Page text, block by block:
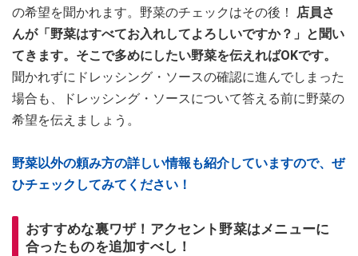
の希望を聞かれます。野菜のチェックはその後！ 店員さ
んが「野菜はすべてお入れしてよろしいですか？」と聞い
てきます。そこで多めにしたい野菜を伝えればOKです。
聞かれずにドレッシング・ソースの確認に進んでしまった
場合も、ドレッシング・ソースについて答える前に野菜の
希望を伝えましょう。
野菜以外の頼み方の詳しい情報も紹介していますので、ぜ
ひチェックしてみてください！
おすすめな裏ワザ！アクセント野菜はメニューに
合ったものを追加すべし！